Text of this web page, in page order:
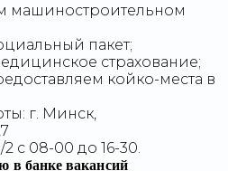
машиностроительном
пакет;
страхование;
койко-места в
г. Минск,
с 08-00 до 16-30.
в банке вакансий